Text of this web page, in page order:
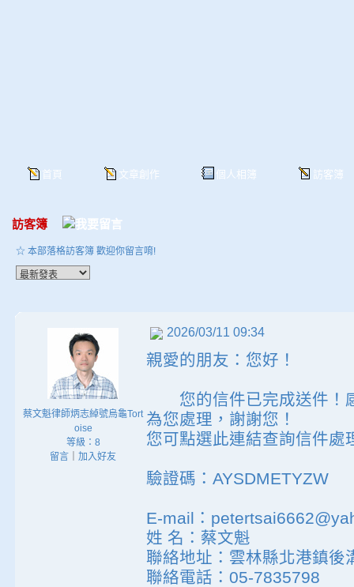
首頁 文章創作 個人相簿 訪客簿
訪客簿
☆ 本部落格訪客簿 歡迎你留言唷!
蔡文魁律師炳志綽號烏龜Tort
oise
等級：8
留言
加入好友
2026/03/11 09:34
親愛的朋友：您好！
您的信件已完成送件！
為您處理，謝謝您！
您可點選此連結查詢信件處
驗證碼：AYSDMETYZW
E-mail：
姓 名：蔡文魁
聯絡地址：雲林縣北港鎮後
聯絡電話：05-7835798